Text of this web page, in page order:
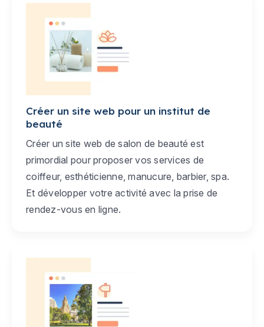
Créer un site web pour un institut de
beauté
Créer un site web de salon de beauté est
primordial pour proposer vos services de
coiffeur, esthéticienne, manucure, barbier, spa.
Et développer votre activité avec la prise de
rendez-vous en ligne.